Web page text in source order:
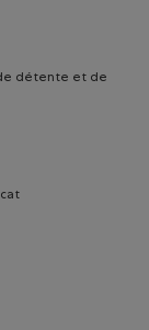
détente et de